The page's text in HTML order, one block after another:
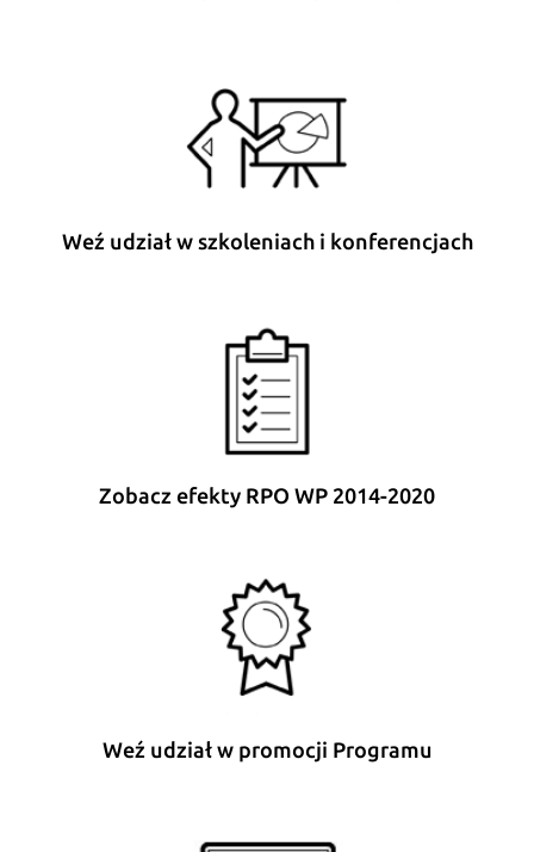
Weź udział w szkoleniach i konferencjach
Zobacz efekty RPO WP 2014-2020
Weź udział w promocji Programu